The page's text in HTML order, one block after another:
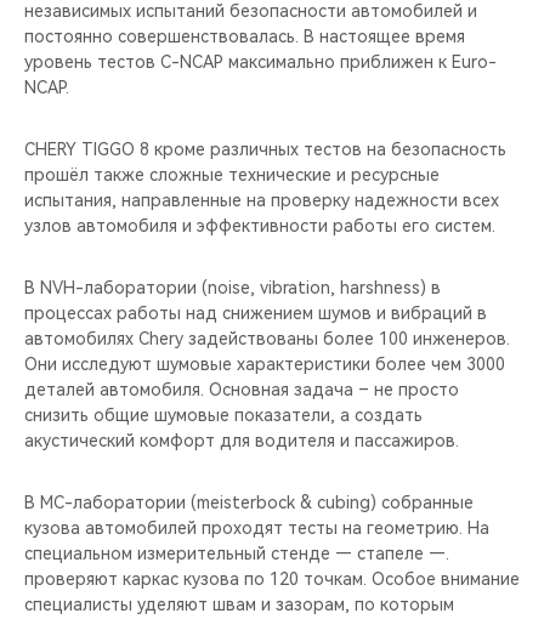
независимых испытаний безопасности автомобилей и
постоянно совершенствовалась. В настоящее время
уровень тестов C-NCAP максимально приближен к Euro-
NCAP.
CHERY TIGGO 8 кроме различных тестов на безопасность
прошёл также сложные технические и ресурсные
испытания, направленные на проверку надежности всех
узлов автомобиля и эффективности работы его систем.
В NVH-лаборатории (noise, vibration, harshness) в
процессах работы над снижением шумов и вибраций в
автомобилях Chery задействованы более 100 инженеров.
Они исследуют шумовые характеристики более чем 3000
деталей автомобиля. Основная задача – не просто
снизить общие шумовые показатели, а создать
акустический комфорт для водителя и пассажиров.
В MС-лаборатории (meisterbock & cubing) собранные
кузова автомобилей проходят тесты на геометрию. На
специальном измерительный стенде — стапеле —.
проверяют каркас кузова по 120 точкам. Особое внимание
специалисты уделяют швам и зазорам, по которым